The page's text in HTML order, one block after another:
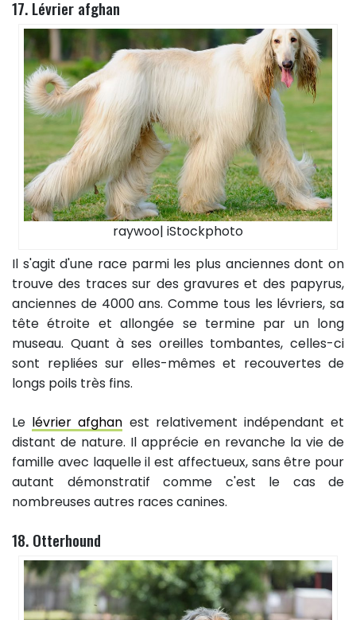
17. Lévrier afghan
raywoo| iStockphoto
Il s'agit d'une race parmi les plus anciennes dont on
trouve des traces sur des gravures et des papyrus,
anciennes de 4000 ans. Comme tous les lévriers, sa
tête étroite et allongée se termine par un long
museau. Quant à ses oreilles tombantes, celles-ci
sont repliées sur elles-mêmes et recouvertes de
longs poils très fins.
Le lévrier afghan est relativement indépendant et
distant de nature. Il apprécie en revanche la vie de
famille avec laquelle il est affectueux, sans être pour
autant démonstratif comme c'est le cas de
nombreuses autres races canines.
18. Otterhound